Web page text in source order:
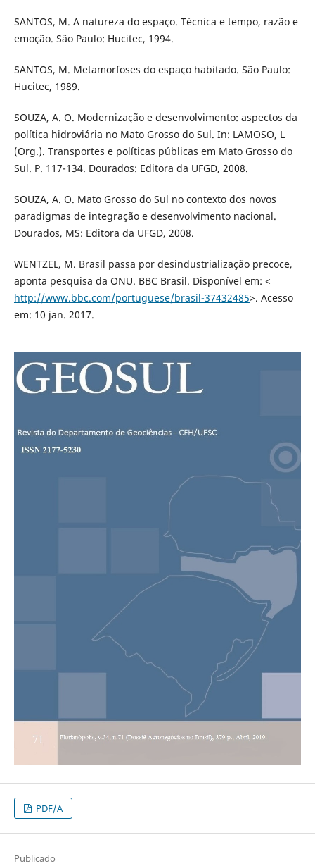
SANTOS, M. A natureza do espaço. Técnica e tempo, razão e
emoção. São Paulo: Hucitec, 1994.
SANTOS, M. Metamorfoses do espaço habitado. São Paulo:
Hucitec, 1989.
SOUZA, A. O. Modernização e desenvolvimento: aspectos da
política hidroviária no Mato Grosso do Sul. In: LAMOSO, L
(Org.). Transportes e políticas públicas em Mato Grosso do
Sul. P. 117-134. Dourados: Editora da UFGD, 2008.
SOUZA, A. O. Mato Grosso do Sul no contexto dos novos
paradigmas de integração e desenvolvimento nacional.
Dourados, MS: Editora da UFGD, 2008.
WENTZEL, M. Brasil passa por desindustrialização precoce,
aponta pesquisa da ONU. BBC Brasil. Disponível em: <
http://www.bbc.com/portuguese/brasil-37432485>. Acesso
em: 10 jan. 2017.
PDF/A
Publicado